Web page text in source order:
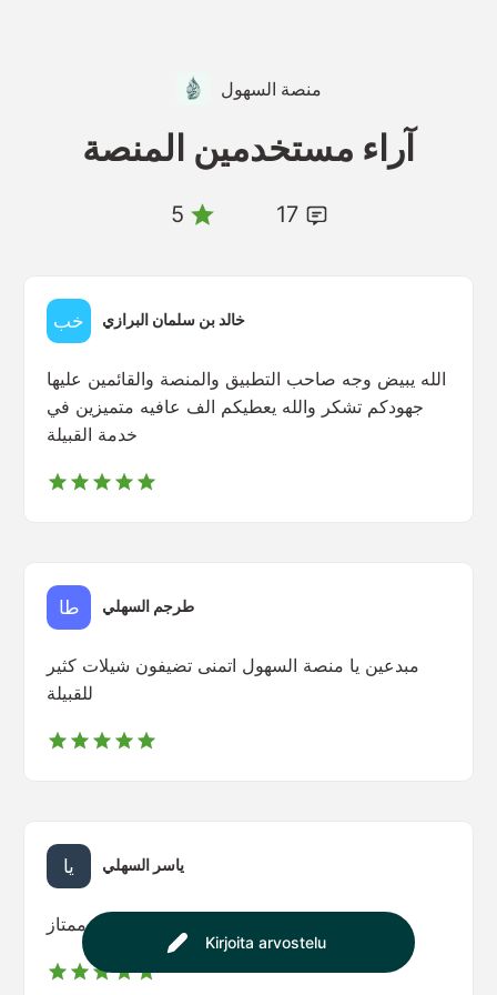
منصة السهول
آراء مستخدمين المنصة
5 17
Kirjoita arvostelu
خالد بن سلمان البرازي
الله يبيض وجه صاحب التطبيق والمنصة والقائمين عليها
جهودكم تشكر والله يعطيكم الف عافيه متميزين في
خدمة القبيلة
طرجم السهلي
مبدعين يا منصة السهول اتمنى تضيفون شيلات كثير
للقبيلة
ياسر السهلي
ممتاز 🤩🔥